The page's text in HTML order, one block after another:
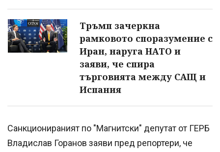
Тръмп зачеркна
рамковото споразумение с
Иран, наруга НАТО и
заяви, че спира
търговията между САЩ и
Испания
Санкционираният по "Магнитски" депутат от ГЕРБ
Владислав Горанов заяви пред репортери, че